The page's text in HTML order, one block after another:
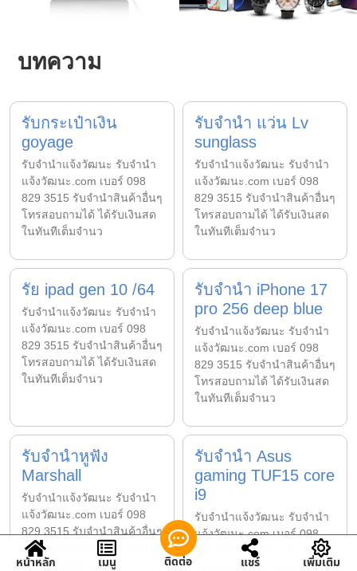
บทความ
รับกระเป๋าเงิน
goyage
รับจํานําแจ้งวัฒนะ รับจํานํา
แจ้งวัฒนะ.com เบอร์ 098
829 3515 รับจำนำสินค้าอื่นๆ
โทรสอบถามได้ ได้รับเงินสด
ในทันทีเต็มจำนว
รับจำนำ แว่น Lv
sunglass
รับจํานําแจ้งวัฒนะ รับจํานํา
แจ้งวัฒนะ.com เบอร์ 098
829 3515 รับจำนำสินค้าอื่นๆ
โทรสอบถามได้ ได้รับเงินสด
ในทันทีเต็มจำนว
รัย ipad gen 10 /64
รับจํานําแจ้งวัฒนะ รับจํานํา
แจ้งวัฒนะ.com เบอร์ 098
829 3515 รับจำนำสินค้าอื่นๆ
โทรสอบถามได้ ได้รับเงินสด
ในทันทีเต็มจำนว
รับจำนำ iPhone 17
pro 256 deep blue
รับจํานําแจ้งวัฒนะ รับจํานํา
แจ้งวัฒนะ.com เบอร์ 098
829 3515 รับจำนำสินค้าอื่นๆ
โทรสอบถามได้ ได้รับเงินสด
ในทันทีเต็มจำนว
รับจำนำหูฟัง
Marshall
รับจํานําแจ้งวัฒนะ รับจํานํา
แจ้งวัฒนะ.com เบอร์ 098
829 3515 รับจำนำสินค้าอื่นๆ
โทรสอบถามได้ ได้รับเงินสด
ในทันทีเต็มจำนว
รับจำนำ Asus
gaming TUF15 core
i9
รับจํานําแจ้งวัฒนะ รับจํานํา
แจ้งวัฒนะ.com เบอร์ 098
829 3515 รับจำนำสินค้าอื่นๆ
โทรสอบถามได้ ได้รับเงินสด
หน้าหลัก เมนู ติดต่อ แชร์ เพิ่มเติม